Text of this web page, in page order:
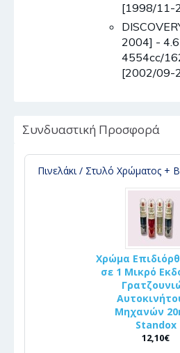
[1998/11-
2004] -
4554cc/
[2002/09-
Συνδυαστική Προσφορά
Πινελάκι / Στυλό Χρώματος +
Χρώμα
σε 1 Μικρό
Μηχανών
Standox
12,10€